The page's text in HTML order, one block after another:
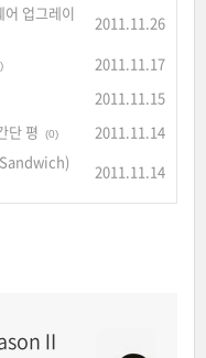
업그레이
2011.11.26
2011.11.17
2011.11.15
단 평
(0)
2011.11.14
2011.11.14